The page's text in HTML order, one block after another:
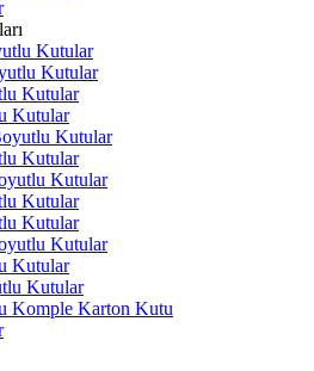
Kutular
Kutular
Kutular
Kutular
Kutular
Kutular
Kutular
Kutular
Kutular
Kutular
Kutular
Kutular
Komple Karton Kutu